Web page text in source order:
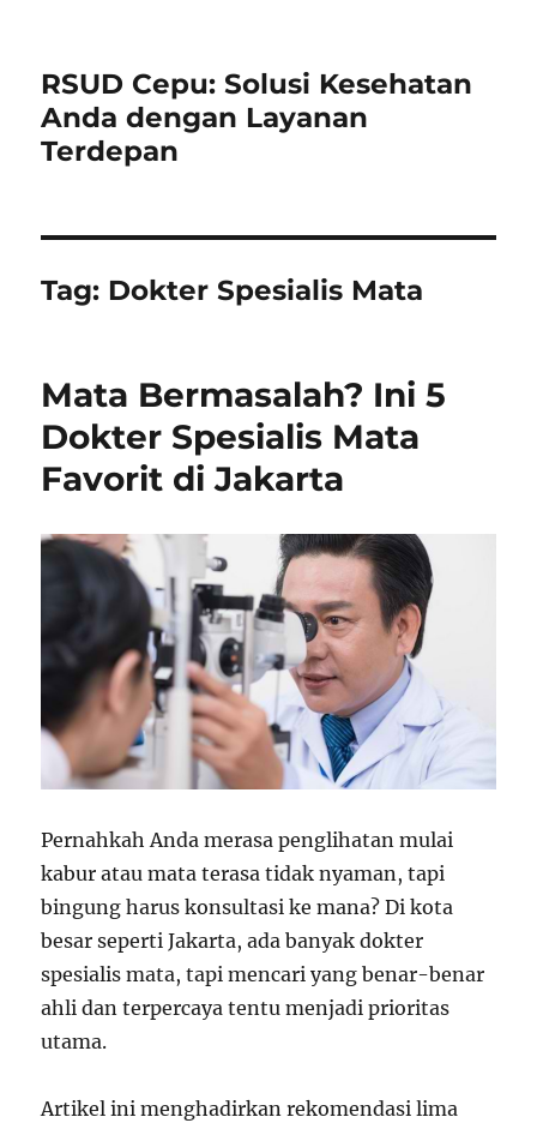
RSUD Cepu: Solusi Kesehatan
Anda dengan Layanan
Terdepan
Tag: Dokter Spesialis Mata
Mata Bermasalah? Ini 5
Dokter Spesialis Mata
Favorit di Jakarta
Pernahkah Anda merasa penglihatan mulai
kabur atau mata terasa tidak nyaman, tapi
bingung harus konsultasi ke mana? Di kota
besar seperti Jakarta, ada banyak dokter
spesialis mata, tapi mencari yang benar-benar
ahli dan terpercaya tentu menjadi prioritas
utama.
Artikel ini menghadirkan rekomendasi lima